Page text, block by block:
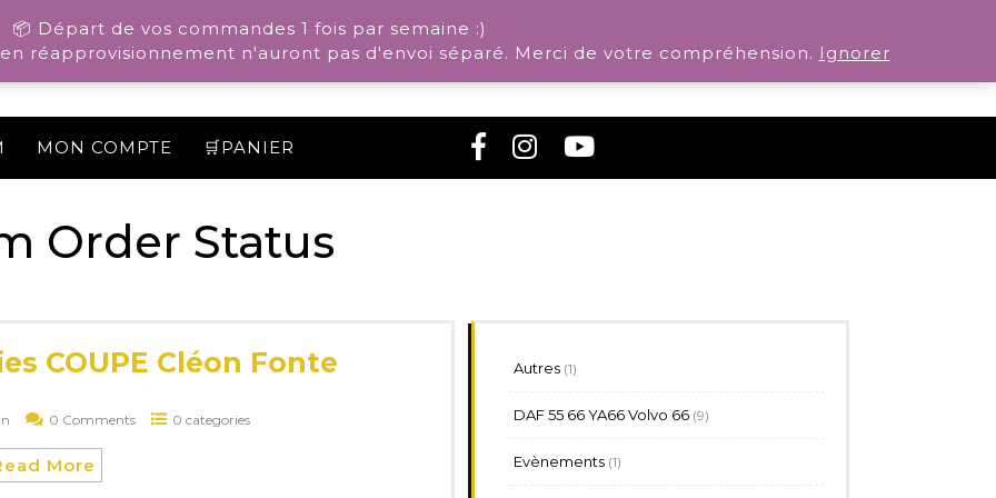
📦 Départ de vos commandes 1 fois par semaine :)
réapprovisionnement n'auront pas d'envoi séparé. Merci de votre compréhension. Ignorer
MON COMPTE 🛒PANIER
Order Status
COUPE Cléon Fonte
0 Comments 0 categories
More
Autres 11
DAF 55 66 YA66 Volvo 66 99
Evènements 11